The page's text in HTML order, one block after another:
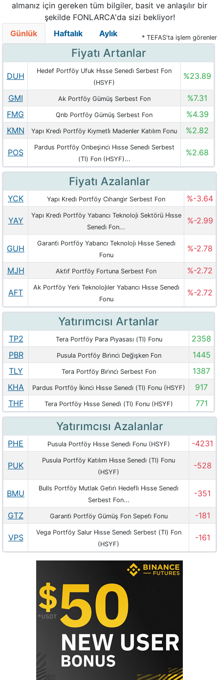
almanız için gereken tüm bilgiler, basit ve anlaşılır bir
şekilde FONLARCA'da sizi bekliyor!
Günlük
Haftalık Aylık * TEFAS'ta işlem görenler
Fiyatı Artanlar
DUH
Hedef Portföy Ufuk Hi̇sse Senedi̇ Serbest Fon
(HSYF)
%23.89
GMI Ak Portföy Gümüş Serbest Fon
%7.31
FMG
Qnb Portföy Gümüş Serbest Fon
%4.39
KMN
Yapı Kredi̇ Portföy Kıymetli̇ Madenler Katılım Fonu %2.82
POS
Pardus Portföy Onbeşi̇nci̇ Hi̇sse Senedi̇ Serbest
(Tl) Fon (HSYF)...
%2.68
Fiyatı Azalanlar
YCK Yapı Kredi̇ Portföy Ci̇hangi̇r Serbest Fon %-3.64
YAY
Yapı Kredi̇ Portföy Yabancı Teknoloji̇ Sektörü Hi̇sse
Senedi̇ Fon...
%-2.99
GUH
Garanti̇ Portföy Yabancı Teknoloji̇ Hi̇sse Senedi̇
Fonu
%-2.78
MJH Akti̇f Portföy Fortuna Serbest Fon %-2.72
AFT
Ak Portföy Yeni̇ Teknoloji̇ler Yabancı Hi̇sse Senedi̇
Fonu
%-2.72
Yatırımcısı Artanlar
TP2 Tera Portföy Para Pi̇yasası (Tl) Fonu
2358
PBR
Pusula Portföy Bi̇ri̇nci̇ Deği̇şken Fon
1445
TLY
Tera Portföy Bi̇ri̇nci̇ Serbest Fon
1387
KHA
Pardus Portföy İki̇nci̇ Hi̇sse Senedi̇ (Tl) Fonu (HSYF)
917
THF
Tera Portföy Hi̇sse Senedi̇ (Tl) Fonu (HSYF) 771
Yatırımcısı Azalanlar
PHE Pusula Portföy Hi̇sse Senedi̇ Fonu (HSYF) -4231
PUK
Pusula Portföy Katılım Hi̇sse Senedi̇ (Tl) Fonu
(HSYF)
-528
BMU
Bulls Portföy Mutlak Geti̇ri̇ Hedefli̇ Hi̇sse Senedi̇
Serbest Fon...
-351
GTZ Garanti̇ Portföy Gümüş Fon Sepeti̇ Fonu -181
VPS
Vega Portföy Salur Hi̇sse Senedi̇ Serbest (Tl) Fon
(HSYF)
-161